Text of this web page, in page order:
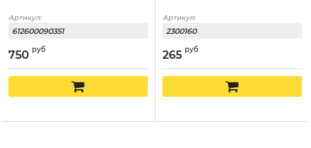
Артикул:
612600090351
750 руб
Артикул:
2300160
265 руб